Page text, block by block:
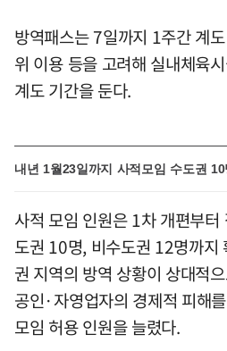
방역패스는 7일까지 1주간 계
위 이용 등을 고려해 실내체육
계도 기간을 둔다.
내년 1월23일까지 사적모임 수도권 10
사적 모임 인원은 1차 개편부
도권 10명, 비수도권 12명까지
권 지역의 방역 상황이 상대적
공인·자영업자의 경제적 피해
모임 허용 인원을 늘렸다.